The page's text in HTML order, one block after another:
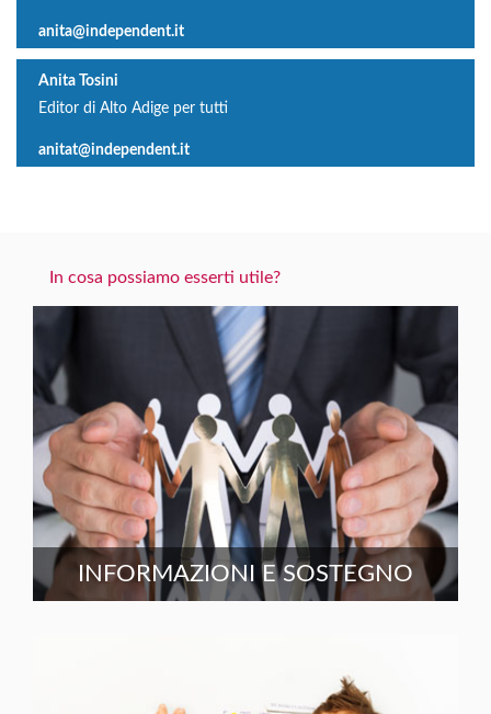
anita@independent.it
Anita Tosini
Editor di Alto Adige per tutti
anitat@independent.it
In cosa possiamo esserti utile?
INFORMAZIONI E SOSTEGNO